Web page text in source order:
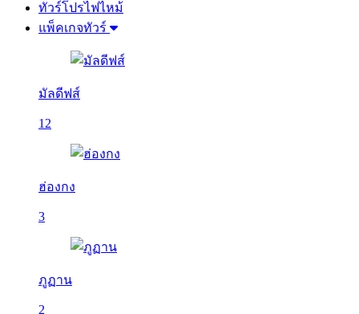
ทัวร์โปรไฟไหม้
แพ็คเกจทัวร์
มัลดีฟส์
12
ฮ่องกง
3
ภูฏาน
2